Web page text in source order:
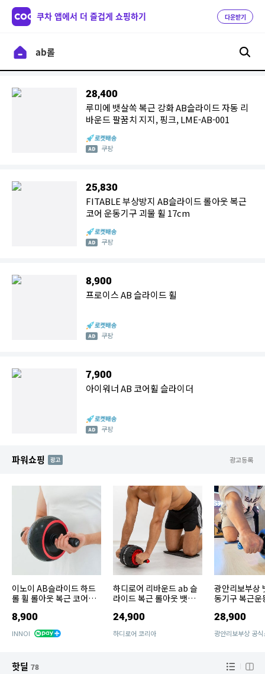
쿠차 앱에서 더 즐겁게 쇼핑하기 다운받기
28,400
루미에 뱃살쏙 복근 강화 AB슬라이드 자동 리
바운드 팔꿈치 지지, 핑크, LME-AB-001
쿠팡
25,830
FITABLE 부상방지 AB슬라이드 롤아웃 복근
코어 운동기구 괴물 휠 17cm
쿠팡
8,900
프로이스 AB 슬라이드 휠
쿠팡
7,900
아이워너 AB 코어휠 슬라이더
쿠팡
파워쇼핑 AD 광고등록
이노이 AB슬라이드 하드
롤 휠 롤아웃 복근 코어운
동기구 IA-01
8,900
INNOI
하디로어 리바운드 ab 슬
라이드 복근 롤아웃 뱃살
동기구
24,900
하디로어 코리아
광안리보부상
동기구 복근
28,900
광안리보부상 공
핫딜 78